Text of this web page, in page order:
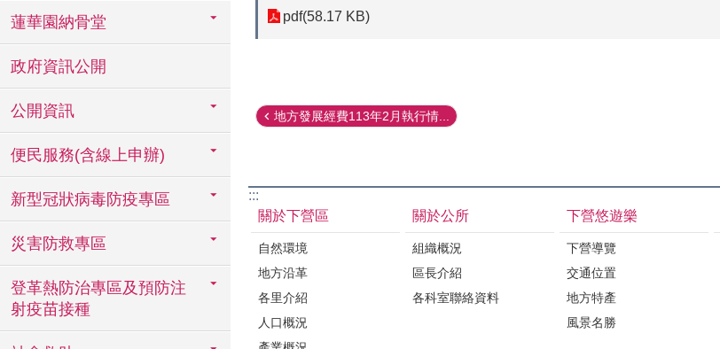
蓮華園納骨堂
政府資訊公開
公開資訊
便民服務(含線上申辦)
新型冠狀病毒防疫專區
災害防救專區
登革熱防治專區及預防注
射疫苗接種
pdf(58.17 KB)
地方發展經費113年2月執行情...
:::
關於下營區
自然環境
地方沿革
各里介紹
人口概況
關於公所
組織概況
區長介紹
各科室聯絡資料
下營悠遊樂
下營導覽
交通位置
地方特產
風景名勝